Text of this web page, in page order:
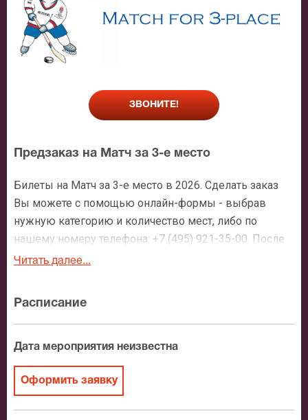
ЗВОНИТЕ!
Предзаказ на Матч за 3-е место
Билеты на Матч за 3-е место в 2026. Сделать заказ
Вы можете с помощью онлайн-формы - выбрав
нужную категорию и количество мест, либо по
нашему номеру телефона: +7 (495) 921-35-00. После
оформления заявки с Вами свяжется персональный
зале, о том как заказать билет и утвердит адрес
доставки.
После бронирования билетов, ожидайте доставку по
Москве в течение не более 2-х часов. Бесплатная
Читать далее...
Расписание
Дата мероприятия неизвестна
Оформить заявку